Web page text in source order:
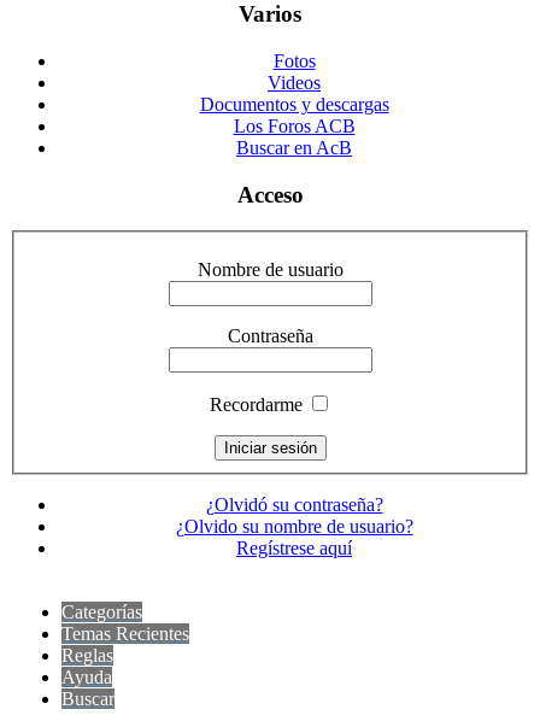
Varios
Fotos
Videos
Documentos y descargas
Los Foros ACB
Buscar en AcB
Acceso
Nombre de usuario
Contraseña
Recordarme
¿Olvidó su contraseña?
¿Olvido su nombre de usuario?
Regístrese aquí
Categorías
Temas Recientes
Reglas
Ayuda
Buscar